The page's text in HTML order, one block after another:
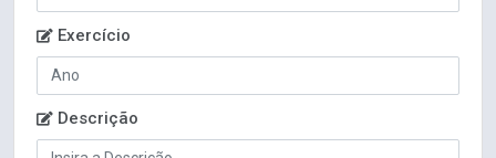
Exercício
Descrição